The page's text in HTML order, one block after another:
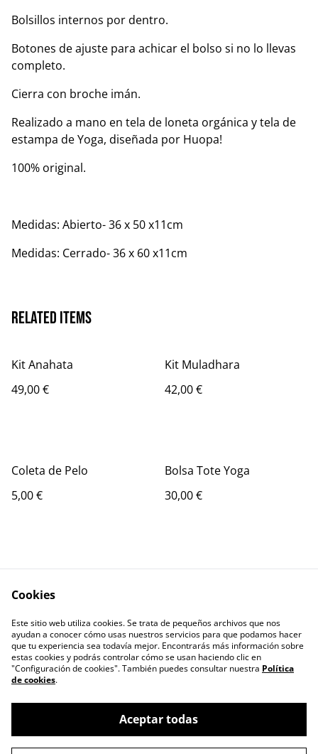
Bolsillos internos por dentro.
Botones de ajuste para achicar el bolso si no lo llevas
completo.
Cierra con broche imán.
Realizado a mano en tela de loneta orgánica y tela de
estampa de Yoga, diseñada por Huopa!
100% original.
Medidas: Abierto- 36 x 50 x11cm
Medidas: Cerrado- 36 x 60 x11cm
Related items
Kit Anahata
49,00 €
Kit Muladhara
42,00 €
Coleta de Pelo
5,00 €
Bolsa Tote Yoga
30,00 €
Contacto
Términos Legales
Política de privacidad
Cookies
©2026Huopa Complementos
Cookies
Este sitio web utiliza cookies. Se trata de pequeños archivos que nos
ayudan a conocer cómo usas nuestros servicios para que podamos hacer
que tu experiencia sea todavía mejor. Encontrarás más información sobre
estas cookies y podrás controlar cómo se usan haciendo clic en
"Configuración de cookies". También puedes consultar nuestra Política
de cookies.
Aceptar todas